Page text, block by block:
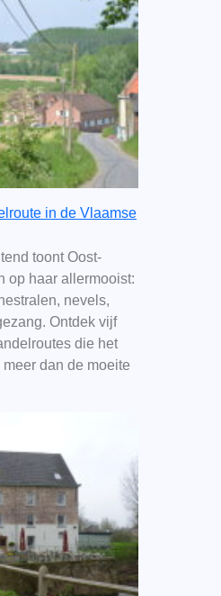
in de Vlaamse
toont Oost-
op haar allermooist:
nevels,
Ontdek vijf
die het
dan de moeite